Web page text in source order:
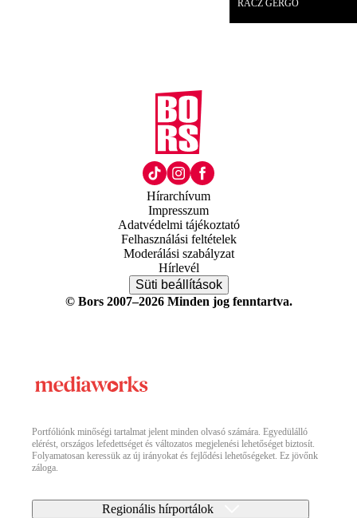
RÁCZ GERGŐ
Hírarchívum
Impresszum
Adatvédelmi tájékoztató
Felhasználási feltételek
Moderálási szabályzat
Hírlevél
Süti beállítások
© Bors 2007–2026 Minden jog fenntartva.
Portfóliónk minőségi tartalmat jelent minden olvasó számára. Egyedülálló
elérést, országos lefedettséget és változatos megjelenési lehetőséget biztosít.
Folyamatosan keressük az új irányokat és fejlődési lehetőségeket. Ez jövőnk
záloga.
Regionális hírportálok